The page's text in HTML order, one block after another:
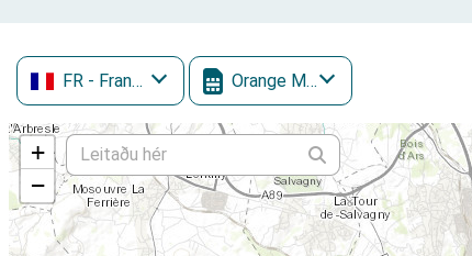
FR - France Orange Mobile
+
−